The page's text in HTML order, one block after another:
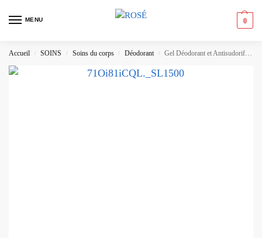
MENU 0
Accueil / SOINS / Soins du corps / Déodorant / Gel Déodorant et Antisudorifique Old Spice – Pure Sport